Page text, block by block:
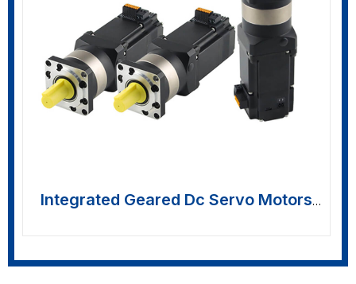
Integrated Geared Dc Servo Motors
>>